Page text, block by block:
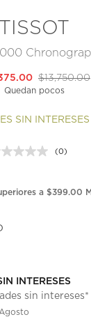
TISSOT
$13,750.00
Quedan pocos
SIN INTERESES
Sin
en
(0)
a $399.00
INTERESES
sin intereses*